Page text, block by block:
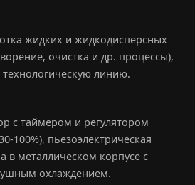
жидких и жидкодисперсных
очистка и др. процессы),
линию.
с таймером и регулятором
100%), пьезоэлектрическая
в металлическом корпусе с
охлаждением.